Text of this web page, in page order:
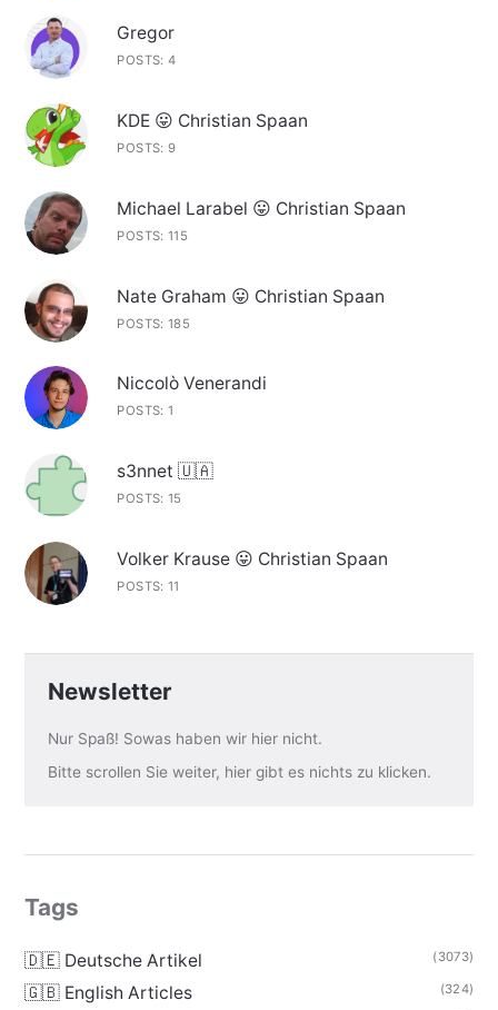
Gregor
POSTS: 4
KDE 😛 Christian Spaan
POSTS: 9
Michael Larabel 😛 Christian Spaan
POSTS: 115
Nate Graham 😛 Christian Spaan
POSTS: 185
Niccolò Venerandi
POSTS: 1
s3nnet 🇺🇦
POSTS: 15
Volker Krause 😛 Christian Spaan
POSTS: 11
Newsletter
Nur Spaß! Sowas haben wir hier nicht.
Bitte scrollen Sie weiter, hier gibt es nichts zu klicken.
Tags
🇩🇪 Deutsche Artikel (3073)
🇬🇧 English Articles (324)